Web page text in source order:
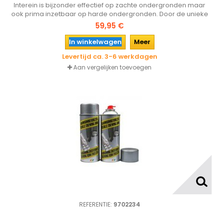
Interein is bijzonder effectief op zachte ondergronden maar
ook prima inzetbaar op harde ondergronden. Door de unieke
productsamenstelling worden vervuilingen zoals
smeermiddelen, vet, inkt, roet en algen eenvoudig verwijderd.
59,95 €
In winkelwagen
Meer
Levertijd ca. 3-6 werkdagen
Aan vergelijken toevoegen
REFERENTIE: 9702234